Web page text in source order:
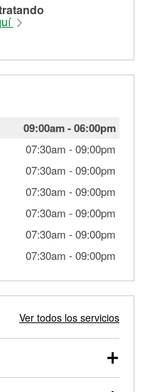
09:00am-06:00pm
07:30am -09:00pm
07:30am -09:00pm
07:30am -09:00pm
07:30am -09:00pm
07:30am -09:00pm
07:30am -09:00pm
Ver todos los servicios